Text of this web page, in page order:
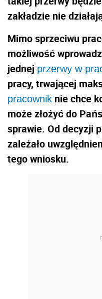
zakładzie nie
Mimo sprzeciwu
możliwość
jednej przerwy w
pracy, trwającej
pracownik nie chce
może złożyć do
sprawie. Od decyzji
zależało
tego wniosku.